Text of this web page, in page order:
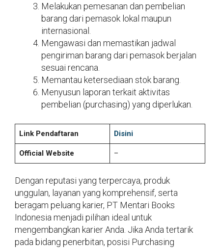
Melakukan pemesanan dan pembelian
barang dari pemasok lokal maupun
internasional.
Mengawasi dan memastikan jadwal
pengiriman barang dari pemasok berjalan
sesuai rencana.
Memantau ketersediaan stok barang.
Menyusun laporan terkait aktivitas
pembelian (purchasing) yang diperlukan.
Link Pendaftaran Disini
Official Website –
Dengan reputasi yang terpercaya, produk
unggulan, layanan yang komprehensif, serta
beragam peluang karier, PT Mentari Books
Indonesia menjadi pilihan ideal untuk
mengembangkan karier Anda. Jika Anda tertarik
pada bidang penerbitan, posisi Purchasing